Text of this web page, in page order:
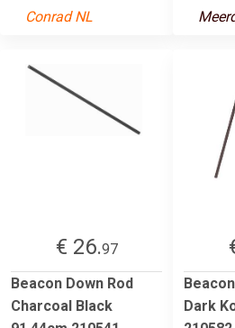
Conrad NL
€ 26.97
Beacon Down Rod
Charcoal Black
Dark